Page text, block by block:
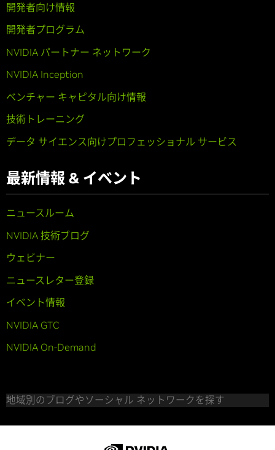
開発者向け情報
開発者プログラム
NVIDIA パートナー ネットワーク
NVIDIA Inception
ベンチャー キャピタル向け情報
技術トレーニング
データ サイエンス向けプロフェッショナル サービス
最新情報 & イベント
ニュースルーム
NVIDIA 技術ブログ
ウェビナー
ニュースレター登録
イベント情報
NVIDIA GTC
NVIDIA On-Demand
地域別のブログやソーシャル ネットワークを探す